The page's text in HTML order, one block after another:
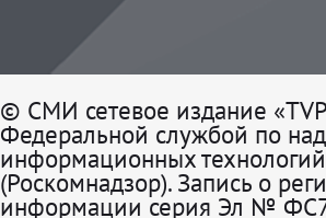
© СМИ сетевое издание
Федеральной службой по
информационных
(Роскомнадзор). Запись о
информации серия Эл №